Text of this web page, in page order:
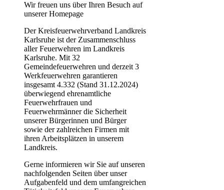
Wir freuen uns über Ihren Besuch auf
unserer Homepage
Der Kreisfeuerwehrverband Landkreis
Karlsruhe ist der Zusammenschluss
aller Feuerwehren im Landkreis
Karlsruhe. Mit 32
Gemeindefeuerwehren und derzeit 3
Werkfeuerwehren garantieren
insgesamt 4.332 (Stand 31.12.2024)
überwiegend ehrenamtliche
Feuerwehrfrauen und
Feuerwehrmänner die Sicherheit
unserer Bürgerinnen und Bürger
sowie der zahlreichen Firmen mit
ihren Arbeitsplätzen in unserem
Landkreis.
Gerne informieren wir Sie auf unseren
nachfolgenden Seiten über unser
Aufgabenfeld und dem umfangreichen